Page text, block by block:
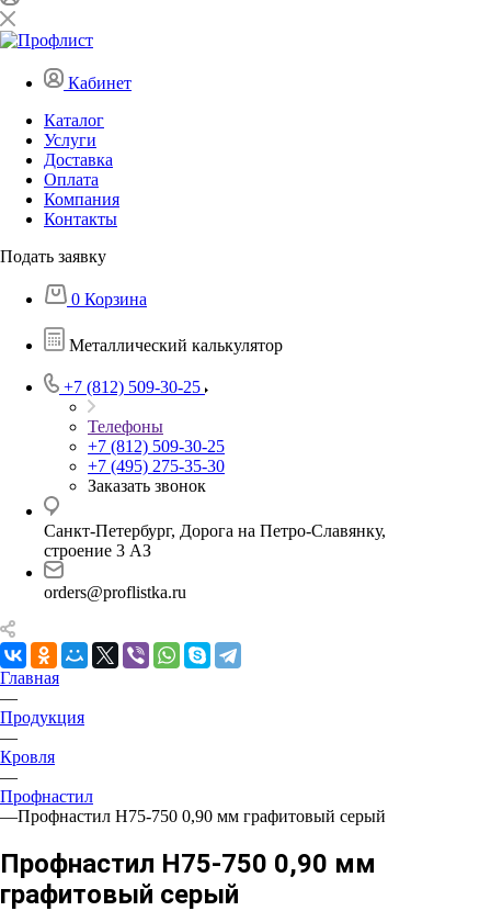
Кабинет
Каталог
Услуги
Доставка
Оплата
Компания
Контакты
Подать заявку
0 Корзина
Металлический калькулятор
+7 (812) 509-30-25
Телефоны
+7 (812) 509-30-25
+7 (495) 275-35-30
Заказать звонок
Санкт-Петербург, Дорога на Петро-Славянку,
строение 3 АЗ
orders@proflistka.ru
Главная
—
Продукция
—
Кровля
—
Профнастил
—Профнастил Н75-750 0,90 мм графитовый серый
Профнастил Н75-750 0,90 мм
графитовый серый